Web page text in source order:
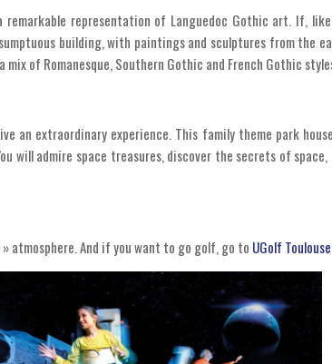
representation of Languedoc Gothic art. If,
building, with paintings and sculptures from the
of Romanesque, Southern Gothic and French Gothic
an extraordinary experience. This family theme park
will admire space treasures, discover the secrets of
atmosphere. And if you want to go golf, go to UGolf